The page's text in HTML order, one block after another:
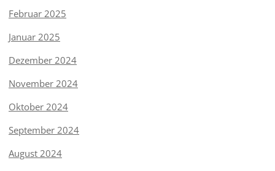
Februar 2025
Januar 2025
Dezember 2024
November 2024
Oktober 2024
September 2024
August 2024